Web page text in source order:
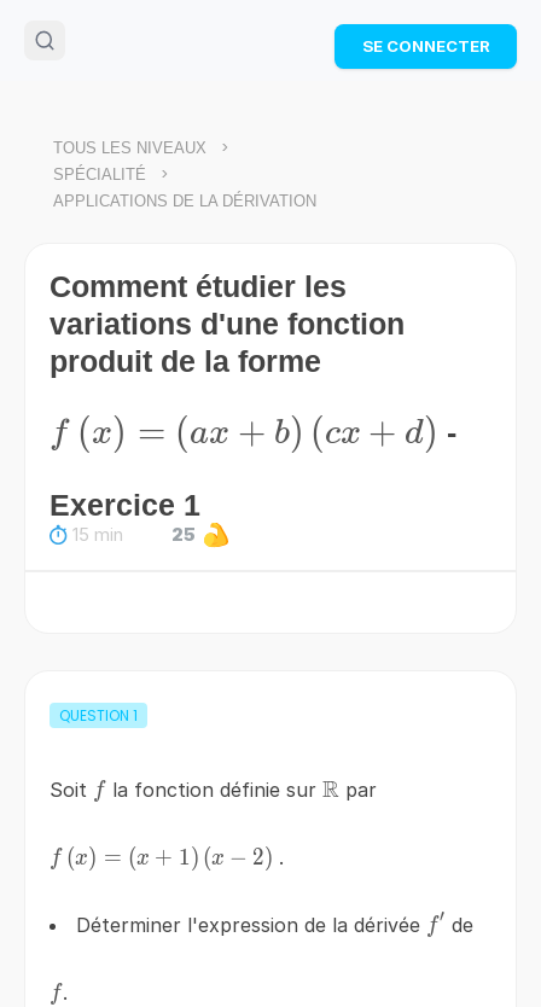
🌴Cahier de vacances offert
: révise les maths cet
Télécharge ton PDF gratuit et progresse avec des
SE CONNECTER
TOUS LES NIVEAUX >
SPÉCIALITÉ >
APPLICATIONS DE LA DÉRIVATION
Comment étudier les
variations d'une fonction
produit de la forme
f (x) = (ax + b) (cx + d) -
Exercice 1
15 min 25
QUESTION 1
Soit ff la fonction définie sur\mathbb{R}
R par
f\left(x\right)=\left(x+1\right)\left(x-
f (x) = (x + 1) (x − 2) .
Déterminer l'expression de la dérivée f'
f′ de
ff.